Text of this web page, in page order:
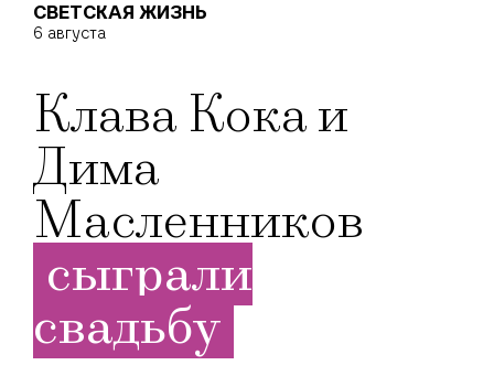
СВЕТСКАЯ ЖИЗНЬ
6 августа
Клава Кока и
Дима
Масленников
сыграли
свадьбу